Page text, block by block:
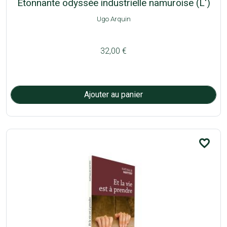
Etonnante odyssée industrielle namuroise (L')
Ugo Arquin
32,00 €
favorite_border